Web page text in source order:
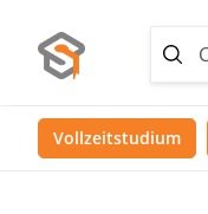
Vollzeitstudium